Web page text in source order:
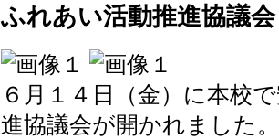
ふれあい活動推進協議会
６月１４日（金）に本校
進協議会が開かれました。